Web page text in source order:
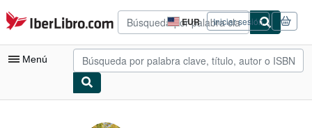
Pasar al contenido principal
IberLibro.com EUR
Preferencias
de
compra
del
Iniciar sesión
Menú